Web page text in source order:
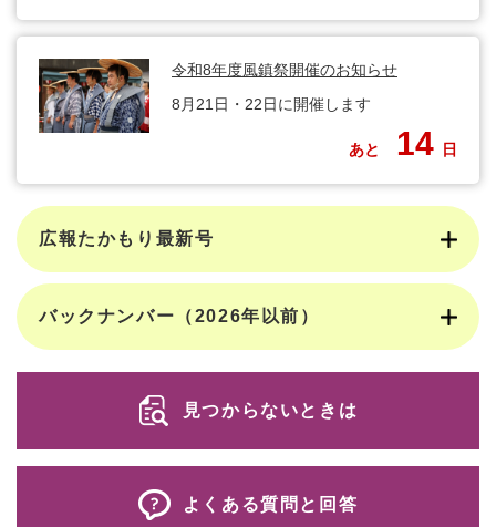
令和8年度風鎮祭開催のお知らせ
8月21日・22日に開催します
あと 14 日
広報たかもり最新号
バックナンバー（2026年以前）
見つからないときは
よくある質問と回答